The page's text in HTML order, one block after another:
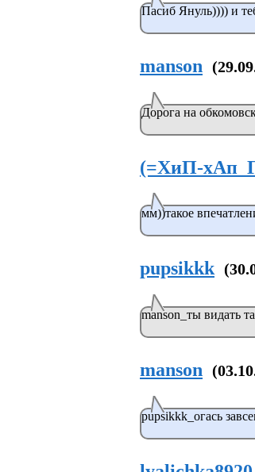
Пасиб Януль)))) и
manson
Дорога на
(=ХиП-
мм))такое
pupsikkk
manson_ты видать
manson
pupsikkk_огась